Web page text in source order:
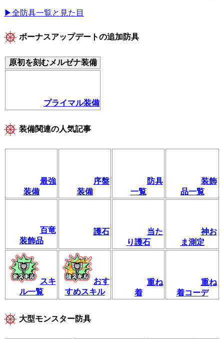
▶全防具一覧と見た目
ボーナスアップデートの追加防具
原初を刻むメルゼナ装備
プライマル装備
装備関連の人気記事
最強
装備
序盤
装備
防具
一覧
装飾
品一覧
百竜
装飾品
護石
当た
り護石
神お
ま測定
スキ
ル一覧
おす
すめスキル
重ね
着
重ね
着コーデ
大型モンスター防具